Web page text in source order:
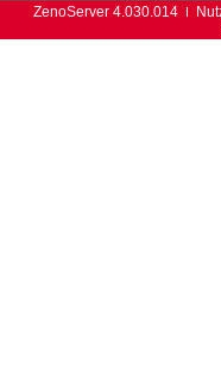
ZenoServer 4.030.014